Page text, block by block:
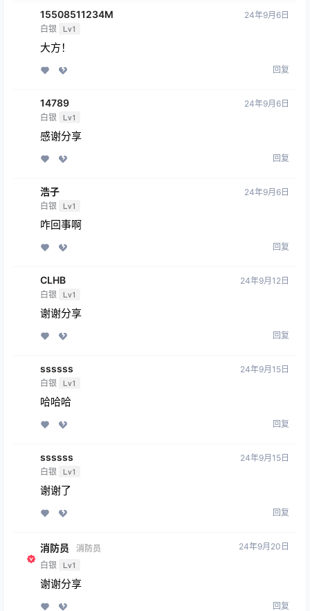
15508511234M
白银 Lv1
24年9月6日
大方！
回复
14789
白银 Lv1
24年9月6日
感谢分享
回复
浩子
白银 Lv1
24年9月6日
咋回事啊
回复
CLHB
白银 Lv1
24年9月12日
谢谢分享
回复
ssssss
白银 Lv1
24年9月15日
哈哈哈
回复
ssssss
白银 Lv1
24年9月15日
谢谢了
回复
消防员
消防员
白银
Lv1
24年9月20日
谢谢分享
回复